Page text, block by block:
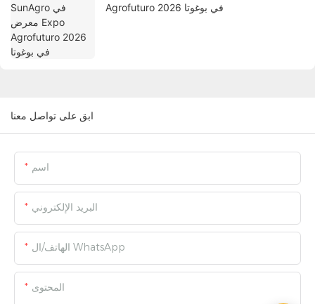
Agrofuturo 2026 في بوغوتا
ابق على تواصل معنا
اسم
البريد الإلكتروني
الهاتف/ال WhatsApp
المحتوى